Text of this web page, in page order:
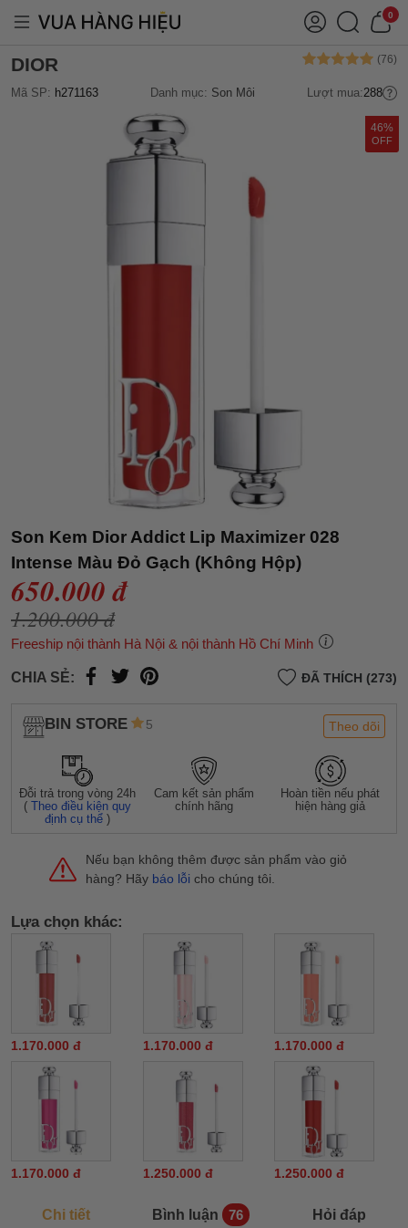
0
DIOR
Mã SP: h271163 Danh mục: Son Môi Lượt mua:288
46%
OFF
Son Kem Dior Addict Lip Maximizer 028
Intense Màu Đỏ Gạch (Không Hộp)
650.000 đ
1.200.000 đ
Freeship nội thành Hà Nội & nội thành Hồ Chí Minh
CHIA SẺ: ĐÃ THÍCH (273)
BIN STORE 5 Theo dõi
Đỗi trả trong vòng 24h
(Theo điều kiện quy
định cụ thể )
Cam kết sản phẩm
chính hãng
Hoàn tiền nếu phát
hiện hàng giả
Nếu bạn không thêm được sản phẩm vào giỏ
hàng? Hãy báo lỗi cho chúng tôi.
Lựa chọn khác:
1.170.000 đ 1.170.000 đ 1.170.000 đ
1.170.000 đ 1.250.000 đ 1.250.000 đ
Chi tiết Bình luận 76 Hỏi đáp